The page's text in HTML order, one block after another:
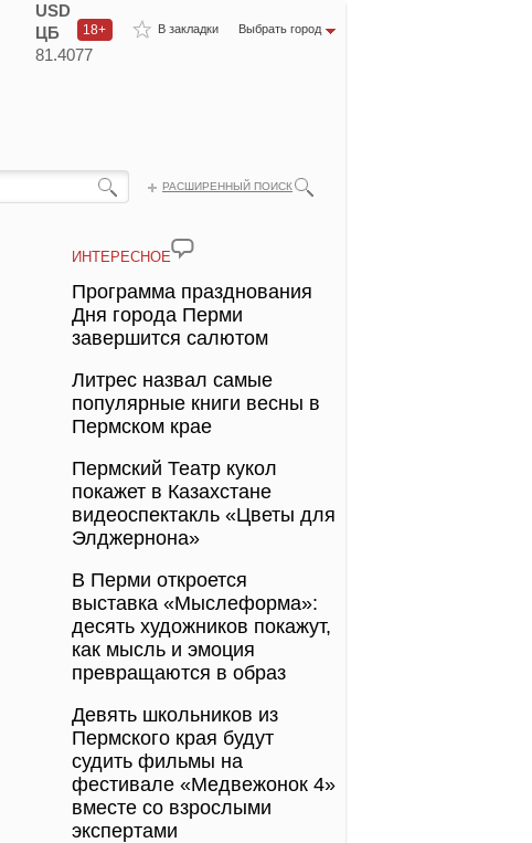
В закладки Выбрать город
18+
USD
ЦБ
81.4077
РАСШИРЕННЫЙ ПОИСК
ИНТЕРЕСНОЕ
Программа празднования
Дня города Перми
завершится салютом
Литрес назвал самые
популярные книги весны в
Пермском крае
Пермский Театр кукол
покажет в Казахстане
видеоспектакль «Цветы для
Элджернона»
В Перми откроется
выставка «Мыслеформа»:
десять художников покажут,
как мысль и эмоция
превращаются в образ
Девять школьников из
Пермского края будут
судить фильмы на
фестивале «Медвежонок 4»
вместе со взрослыми
экспертами